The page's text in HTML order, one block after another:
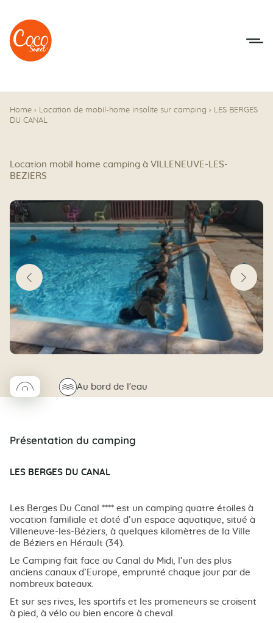
Aller au menu
Aller au contenu
Home › Location de mobil-home insolite sur camping › LES BERGES
DU CANAL
Location mobil home camping à VILLENEUVE-LES-
BEZIERS
◯Coco rond🌊Au bord de l'eau
Présentation du camping
LES BERGES DU CANAL
Les Berges Du Canal **** est un camping quatre étoiles à
vocation familiale et doté d’un espace aquatique, situé à
Villeneuve-les-Béziers, à quelques kilomètres de la Ville
de Béziers en Hérault (34).
Le Camping fait face au Canal du Midi, l’un des plus
anciens canaux d’Europe, emprunté chaque jour par de
nombreux bateaux.
Et sur ses rives, les sportifs et les promeneurs se croisent
à pied, à vélo ou bien encore à cheval.